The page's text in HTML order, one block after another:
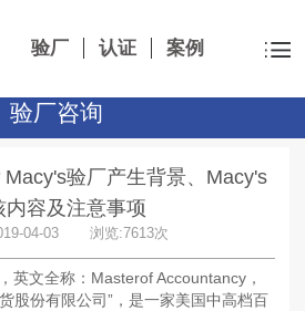
验厂 认证 案例
验厂咨询
验厂产生背景、Macy's
内容及注意事项
04-03 浏览:7613次
文全称：Masterof Accountancy，
股份有限公司”，是一家美国中高档百